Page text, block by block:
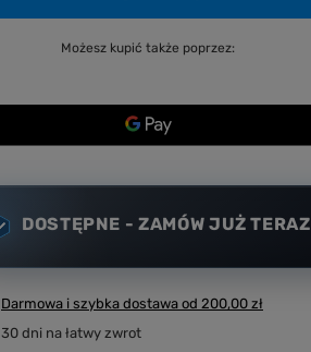
Możesz kupić także poprzez:
DOSTĘPNE - ZAMÓW JUŻ TERAZ
Darmowa i szybka dostawa od200,00 zł
30 dni na łatwy zwrot